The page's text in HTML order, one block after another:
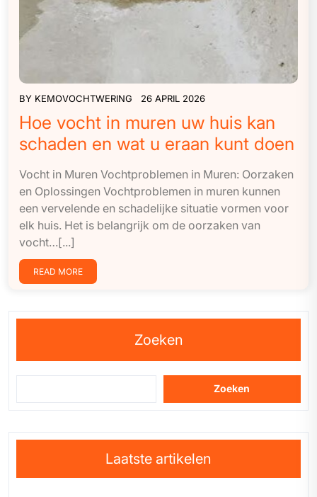
BY KEMOVOCHTWERING 26 APRIL 2026
Hoe vocht in muren uw huis kan
schaden en wat u eraan kunt doen
Vocht in Muren Vochtproblemen in Muren: Oorzaken
en Oplossingen Vochtproblemen in muren kunnen
een vervelende en schadelijke situatie vormen voor
elk huis. Het is belangrijk om de oorzaken van
vocht…[...]
READ MORE
Zoeken
Zoeken
Laatste artikelen